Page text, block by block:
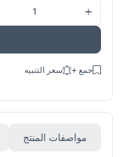
جمع + سعر التنبيه
مواصفات المنتج